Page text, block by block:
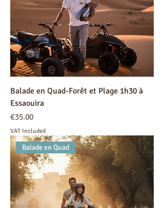
Balade en Quad-Forêt et Plage 1h30 à
Essaouira
Price
€35.00
VAT Included
Balade en Quad